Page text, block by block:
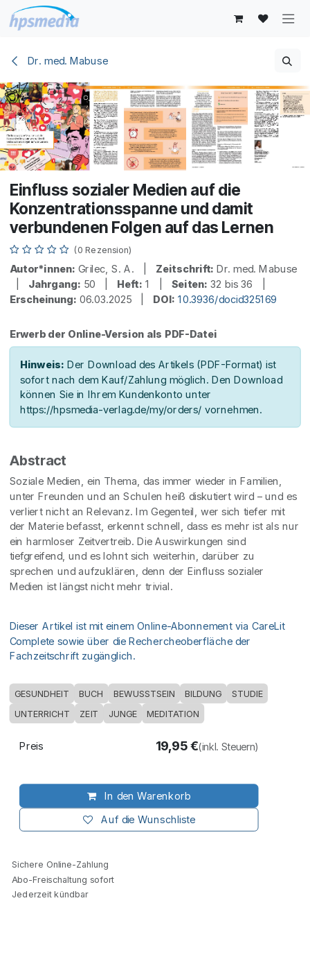
Zum Inhalt springen
Dr. med. Mabuse
Einfluss sozialer Medien auf die
Konzentrationsspanne und damit
verbundenen Folgen auf das Lernen
(0 Rezension)
Autor*innen: Grilec, S. A. | Zeitschrift: Dr. med. Mabuse
Jahrgang: 50 | Heft: 1 | Seiten: 32 bis 36 |
Erscheinung: 06.03.2025 | DOI: 10.3936/docid325169
Erwerb der Online-Version als PDF-Datei
Hinweis: Der Download des Artikels (PDF-Format) ist
sofort nach dem Kauf/Zahlung möglich. Den Download
können Sie in Ihrem Kundenkonto unter
https://hpsmedia-verlag.de/my/orders/ vornehmen.
Abstract
Soziale Medien, ein Thema, das immer wieder in Familien,
unter Freunden und an Schulen heiß diskutiert wird – und es
verliert nicht an Relevanz. Im Gegenteil, wer sich tiefer mit
der Materie befasst, erkennt schnell, dass es mehr ist als nur
ein harmloser Zeitvertreib. Die Auswirkungen sind
tiefgreifend, und es lohnt sich weiterhin, darüber zu
sprechen und aufzuklären, denn der Einfluss sozialer
Medien ist längst nicht mehr trivial.
Dieser Artikel ist mit einem Online-Abonnement via CareLit
Complete sowie über die Rechercheoberfläche der
Fachzeitschrift zugänglich.
GESUNDHEIT BUCH BEWUSSTSEIN BILDUNG
STUDIE
UNTERRICHT
ZEIT JUNGE MEDITATION
In den Warenkorb
Auf die Wunschliste
Preis 19,95€(inkl. Steuern)
Sichere Online-Zahlung
Abo-Freischaltung sofort
Jederzeit kündbar